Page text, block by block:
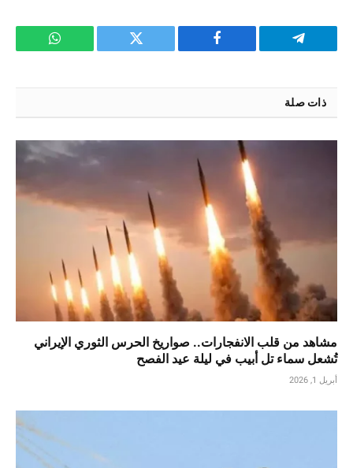
تيلقرام فيسبوك تويتر واتساب
ذات صلة
مشاهد من قلب الانفجارات.. صواريخ الحرس الثوري الإيراني
تُشعل سماء تل أبيب في ليلة عيد الفصح
أبريل 1, 2026